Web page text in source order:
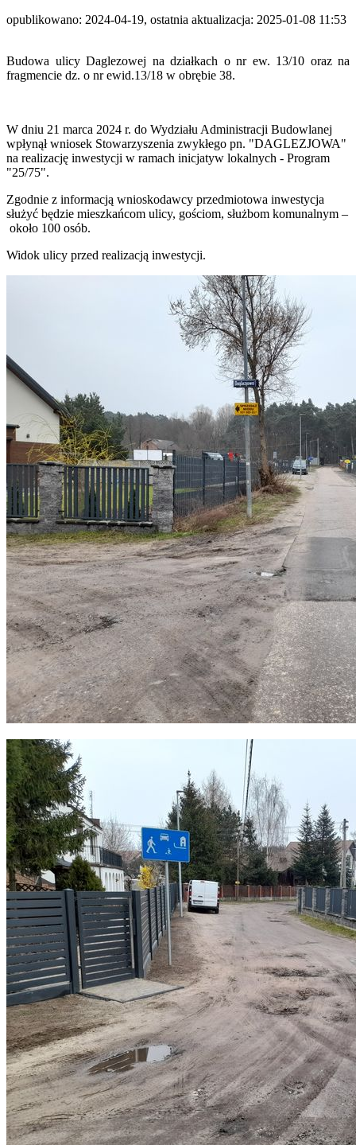
opublikowano: 2024-04-19, ostatnia aktualizacja: 2025-01-08 11:53
Budowa ulicy Daglezowej na działkach o nr ew. 13/10 oraz na
fragmencie dz. o nr ewid.13/18 w obrębie 38.
W dniu 21 marca 2024 r. do Wydziału Administracji Budowlanej
wpłynął wniosek Stowarzyszenia zwykłego pn. "DAGLEZJOWA"
na realizację inwestycji w ramach inicjatyw lokalnych - Program
"25/75".
Zgodnie z informacją wnioskodawcy przedmiotowa inwestycja
służyć będzie mieszkańcom ulicy, gościom, służbom komunalnym –
około 100 osób.
Widok ulicy przed realizacją inwestycji.